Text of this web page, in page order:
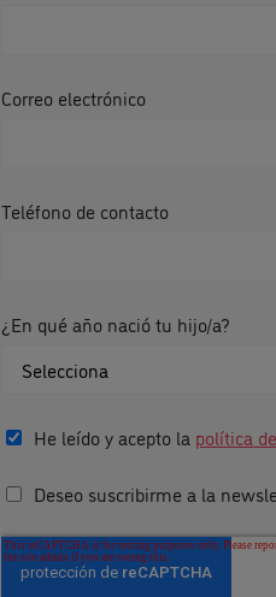
Correo electrónico
Teléfono de contacto
¿En qué año nació tu hijo/a?
He leído y acepto la política
Deseo suscribirme a la